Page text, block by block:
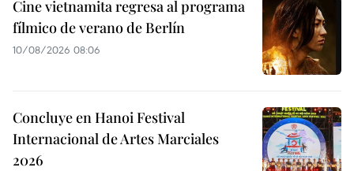
Cine vietnamita regresa al programa
fílmico de verano de Berlín
10/08/2026 08:06
Concluye en Hanoi Festival
Internacional de Artes Marciales
2026